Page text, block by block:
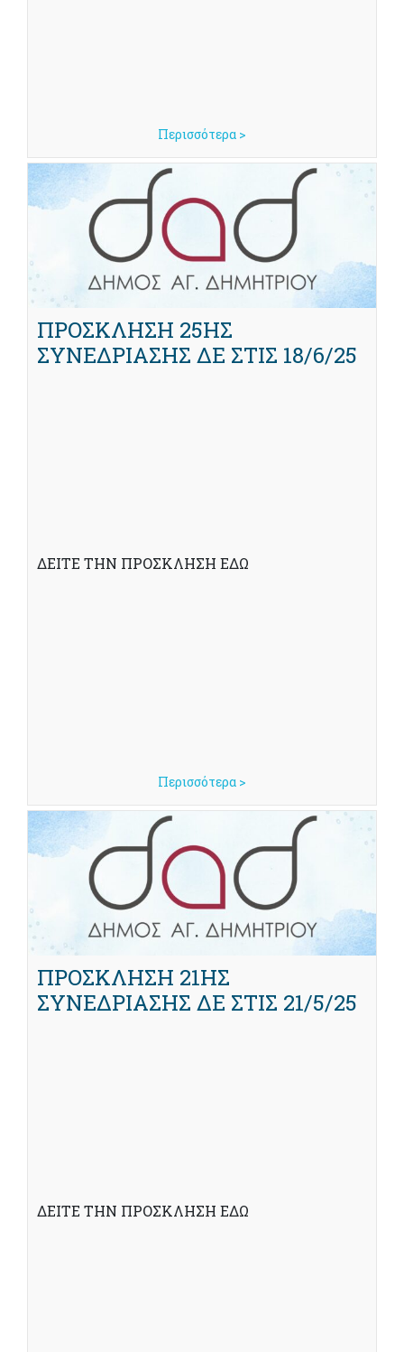
Περισσότερα >
ΠΡΟΣΚΛΗΣΗ 25ΗΣ
ΣΥΝΕΔΡΙΑΣΗΣ ΔΕ ΣΤΙΣ 18/6/25
ΔΕΙΤΕ ΤΗΝ ΠΡΟΣΚΛΗΣΗ ΕΔΩ
Περισσότερα >
ΠΡΟΣΚΛΗΣΗ 21ΗΣ
ΣΥΝΕΔΡΙΑΣΗΣ ΔΕ ΣΤΙΣ 21/5/25
ΔΕΙΤΕ ΤΗΝ ΠΡΟΣΚΛΗΣΗ ΕΔΩ